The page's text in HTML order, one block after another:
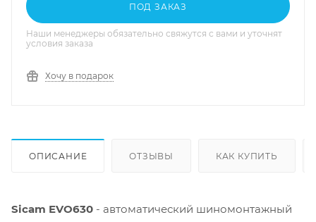
ПОД ЗАКАЗ
Наши менеджеры обязательно свяжутся с вами и уточнят
условия заказа
Хочу в подарок
ОПИСАНИЕ ОТЗЫВЫ КАК КУПИТЬ
Sicam EVO630 - автоматический шиномонтажный